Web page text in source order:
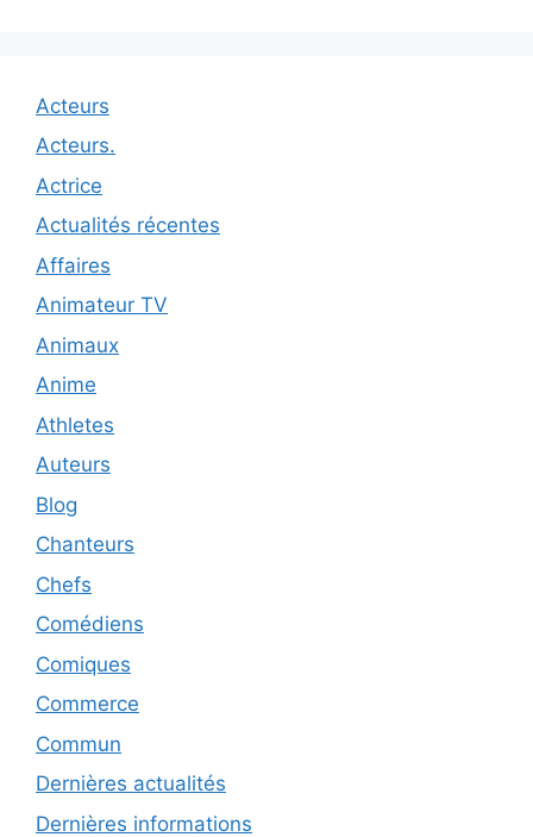
Acteurs
Acteurs.
Actrice
Actualités récentes
Affaires
Animateur TV
Animaux
Anime
Athletes
Auteurs
Blog
Chanteurs
Chefs
Comédiens
Comiques
Commerce
Commun
Dernières actualités
Dernières informations